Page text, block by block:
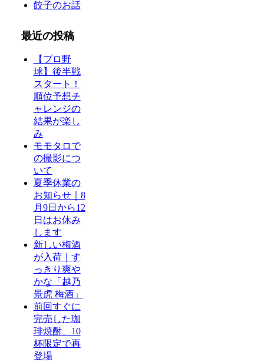
餃子のお話
最近の投稿
【プロ野
球】後半戦
スタート！
順位予想チ
ャレンジの
結果が楽し
み
モモタロで
の撮影につ
いて
夏季休業の
お知らせ｜8
月9日から12
日はお休み
します
新しい梅酒
が入荷｜す
っきり爽や
かな「越乃
景虎 梅酒」
前回すぐに
完売した珈
琲焼酎、10
杯限定で再
登場